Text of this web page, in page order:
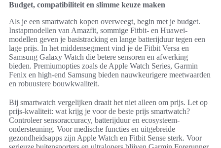
Budget, compatibiliteit en slimme keuze maken
Als je een smartwatch kopen overweegt, begin met je budget.
Instapmodellen van Amazfit, sommige Fitbit- en Huawei-
modellen geven je basistracking en lange batterijduur tegen een
lage prijs. In het middensegment vind je de Fitbit Versa en
Samsung Galaxy Watch die betere sensoren en afwerking
bieden. Premiumopties zoals de Apple Watch Series, Garmin
Fenix en high-end Samsung bieden nauwkeurigere meetwaarden
en robuustere bouwkwaliteit.
Bij smartwatch vergelijken draait het niet alleen om prijs. Let op
prijs-kwaliteit: wat krijg je voor de beste prijs smartwatch?
Controleer sensoraccuracy, batterijduur en ecosysteem-
ondersteuning. Voor medische functies en uitgebreide
gezondheidsapps zijn Apple Watch en Fitbit Sense sterk. Voor